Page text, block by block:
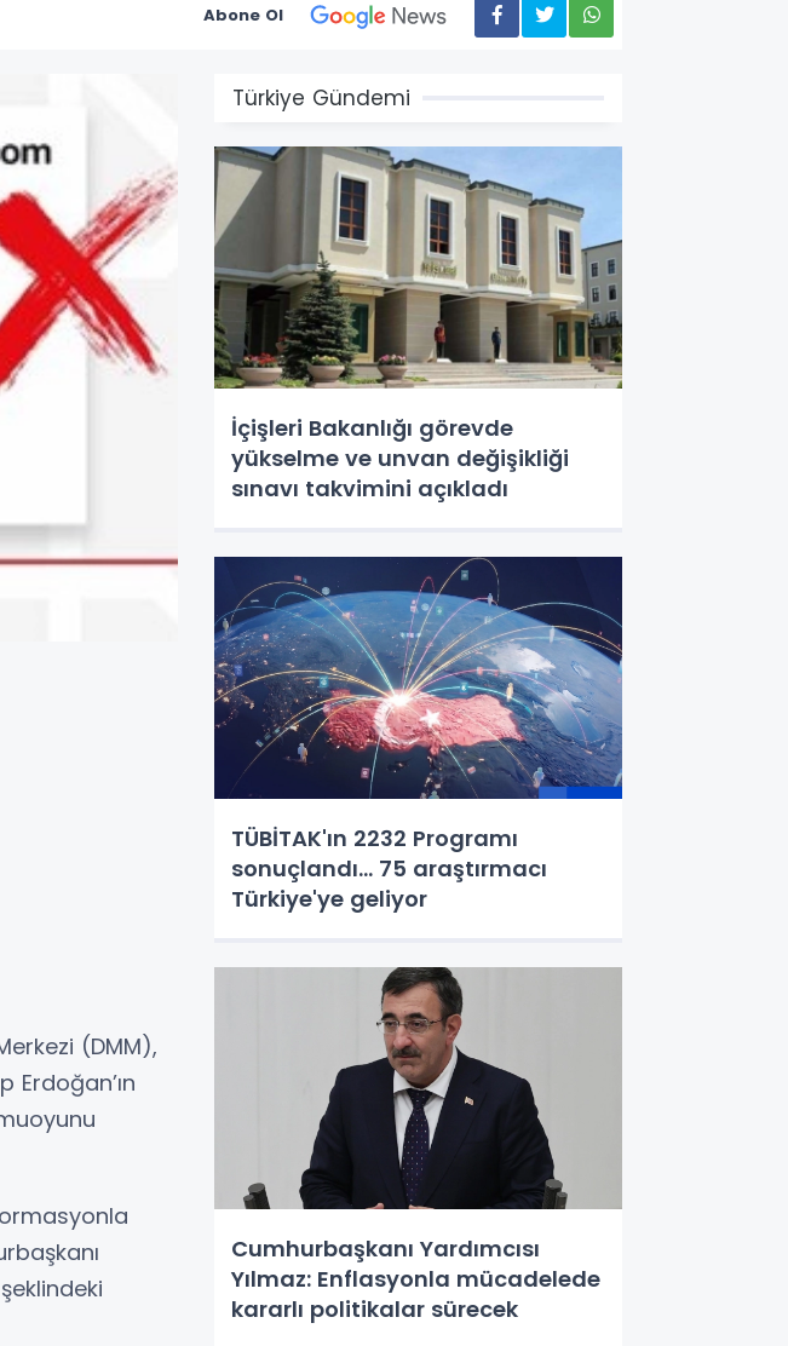
Abone Ol
(DMM),
Türkiye Gündemi
İçişleri Bakanlığı görevde
yükselme ve unvan değişikliği
sınavı takvimini açıkladı
TÜBİTAK'ın 2232 Programı
sonuçlandı... 75 araştırmacı
Türkiye'ye geliyor
Cumhurbaşkanı Yardımcısı
Yılmaz: Enflasyonla mücadelede
kararlı politikalar sürecek